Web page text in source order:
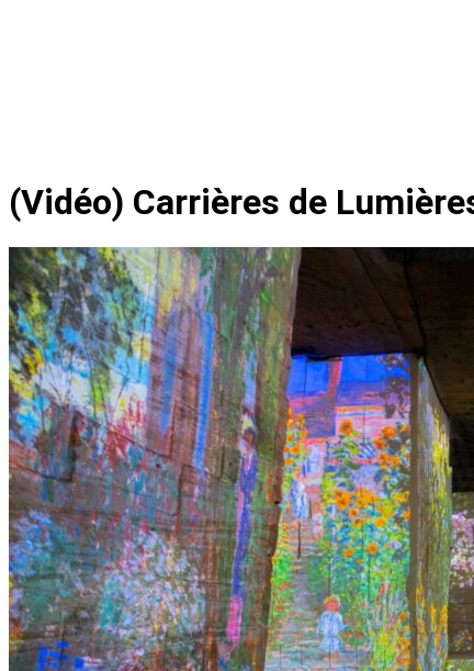
(Vidéo) Carrières de